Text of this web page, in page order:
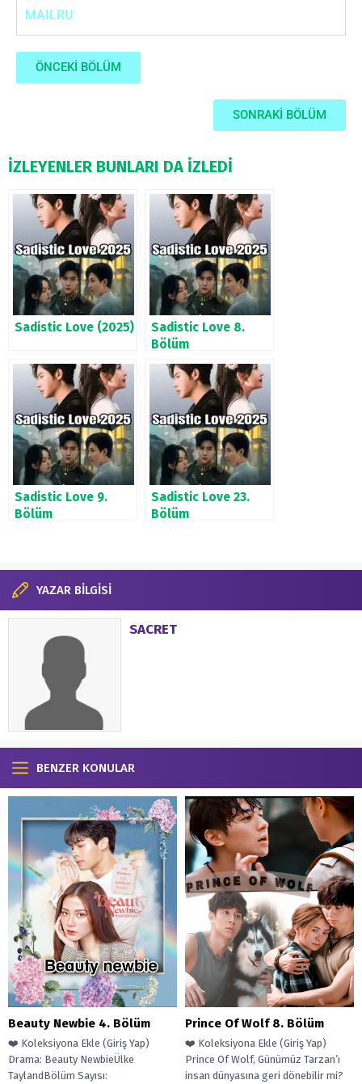
MAILRU
ÖNCEKİ BÖLÜM
SONRAKİ BÖLÜM
İZLEYENLER BUNLARI DA İZLEDİ
Sadistic Love (2025)
Sadistic Love 8.
Bölüm
Sadistic Love 9.
Bölüm
Sadistic Love 23.
Bölüm
YAZAR BİLGİSİ
SACRET
BENZER KONULAR
Beauty Newbie 4. Bölüm
❤️ Koleksiyona Ekle (Giriş Yap)
Drama: Beauty NewbieÜlke
TaylandBölüm Sayısı:
Prince Of Wolf 8. Bölüm
❤️ Koleksiyona Ekle (Giriş Yap)
Prince Of Wolf, Günümüz Tarzan’ı
insan dünyasına geri dönebilir mi?